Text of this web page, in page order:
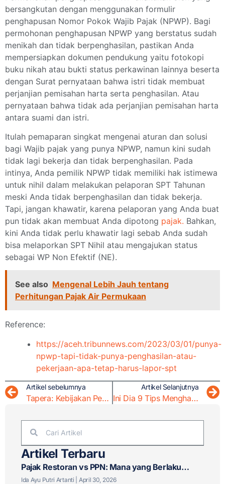
bersangkutan dengan menggunakan formulir
penghapusan Nomor Pokok Wajib Pajak (NPWP). Bagi
permohonan penghapusan NPWP yang berstatus sudah
menikah dan tidak berpenghasilan, pastikan Anda
mempersiapkan dokumen pendukung yaitu fotokopi
buku nikah atau bukti status perkawinan lainnya beserta
dengan Surat pernyataan bahwa istri tidak membuat
perjanjian pemisahan harta serta penghasilan. Atau
pernyataan bahwa tidak ada perjanjian pemisahan harta
antara suami dan istri.
Itulah pemaparan singkat mengenai aturan dan solusi
bagi Wajib pajak yang punya NPWP, namun kini sudah
tidak lagi bekerja dan tidak berpenghasilan. Pada
intinya, Anda pemilik NPWP tidak memiliki hak istimewa
untuk nihil dalam melakukan pelaporan SPT Tahunan
meski Anda tidak berpenghasilan dan tidak bekerja.
Tapi, jangan khawatir, karena pelaporan yang Anda buat
pun tidak akan membuat Anda dipotong pajak. Bahkan,
kini Anda tidak perlu khawatir lagi sebab Anda sudah
bisa melaporkan SPT Nihil atau mengajukan status
sebagai WP Non Efektif (NE).
See also Mengenal Lebih Jauh tentang
Perhitungan Pajak Air Permukaan
Reference:
https://aceh.tribunnews.com/2023/03/01/punya-
npwp-tapi-tidak-punya-penghasilan-atau-
pekerjaan-apa-tetap-harus-lapor-spt
Artikel sebelumnya
Tapera: Kebijakan Pemotongan Gaji dan Dampaknya
Artikel Selanjutnya
Ini Dia 9 Tips Menghadapi Pemeriksaan Pajak!
Artikel Terbaru
Pajak Restoran vs PPN: Mana yang Berlaku
untuk Bisnis F&B Anda?
Ida Ayu Putri Artanti
April 30, 2026